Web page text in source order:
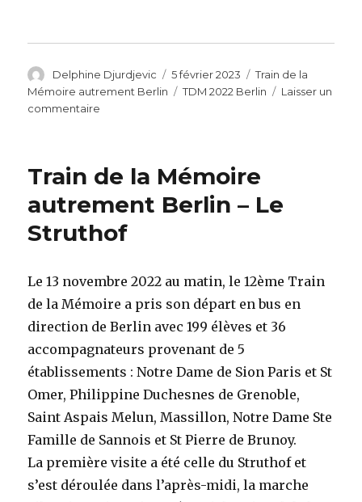
Auteur
Delphine Djurdjevic
Publié
le
5 février 2023 Catégories
Train de la
Mémoire autrement Berlin
Étiquettes
TDM 2022 Berlin
Laisser un
commentaire
Mémoire
Berlin
–
Musée
de
Train de la Mémoire
autrement Berlin – Le
Struthof
Le 13 novembre 2022 au matin, le 12ème Train
de la Mémoire a pris son départ en bus en
direction de Berlin avec 199 élèves et 36
accompagnateurs provenant de 5
établissements : Notre Dame de Sion Paris et St
Omer, Philippine Duchesnes de Grenoble,
Saint Aspais Melun, Massillon, Notre Dame Ste
Famille de Sannois et St Pierre de Brunoy.
La première visite a été celle du Struthof et
s’est déroulée dans l’après-midi, la marche